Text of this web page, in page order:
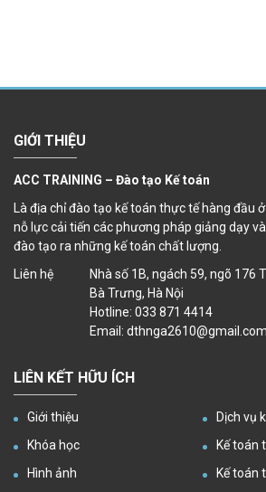
GIỚI THIỆU
ACC TRAINING – Đào tạo Kế toán
Là địa chỉ đào tạo kế toán thực tế hàng đầu
nỗ lực cải tiến các phương pháp giảng dạy
đào tạo ra những kế toán chất lượng.
Liên hệ
Nhà số 1B, ngách 59, ngõ 176
Bà Trưng, Hà Nội
Hotline: 033 871 4414
Email: dthnga2610@gmail.com
LIÊN KẾT HỮU ÍCH
Giới thiệu
Dịch vụ
Khóa học
Kế toán
Hình ảnh
Kế toán